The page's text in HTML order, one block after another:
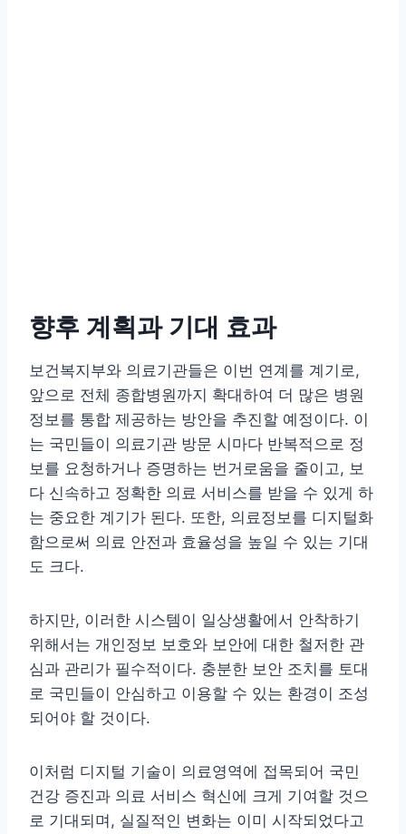
향후 계획과 기대 효과
보건복지부와 의료기관들은 이번 연계를 계기로,
앞으로 전체 종합병원까지 확대하여 더 많은 병원
정보를 통합 제공하는 방안을 추진할 예정이다. 이
는 국민들이 의료기관 방문 시마다 반복적으로 정
보를 요청하거나 증명하는 번거로움을 줄이고, 보
다 신속하고 정확한 의료 서비스를 받을 수 있게 하
는 중요한 계기가 된다. 또한, 의료정보를 디지털화
함으로써 의료 안전과 효율성을 높일 수 있는 기대
도 크다.
하지만, 이러한 시스템이 일상생활에서 안착하기
위해서는 개인정보 보호와 보안에 대한 철저한 관
심과 관리가 필수적이다. 충분한 보안 조치를 토대
로 국민들이 안심하고 이용할 수 있는 환경이 조성
되어야 할 것이다.
이처럼 디지털 기술이 의료영역에 접목되어 국민
건강 증진과 의료 서비스 혁신에 크게 기여할 것으
로 기대되며, 실질적인 변화는 이미 시작되었다고